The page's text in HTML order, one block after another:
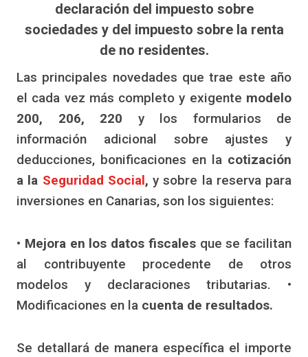
declaración del impuesto sobre
sociedades y del impuesto sobre la renta
de no residentes.
Las principales novedades que trae este año
el cada vez más completo y exigente modelo
200, 206, 220 y los formularios de
información adicional sobre ajustes y
deducciones, bonificaciones en la cotización
a la Seguridad Social, y sobre la reserva para
inversiones en Canarias, son los siguientes:
• Mejora en los datos fiscalesque se facilitan
al contribuyente procedente de otros
modelos y declaraciones tributarias. •
Modificaciones en la cuenta de resultados.
Se detallará de manera específica el importe